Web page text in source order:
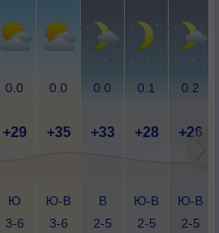
0.0 0.0 0.0 0.1 0.2
+29 +35 +33 +28 +26
Ю
3-6
Ю-В
3-6
В
2-5
Ю-В
2-5
Ю-В
2-5